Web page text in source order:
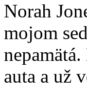
Norah
mojom
auta a už